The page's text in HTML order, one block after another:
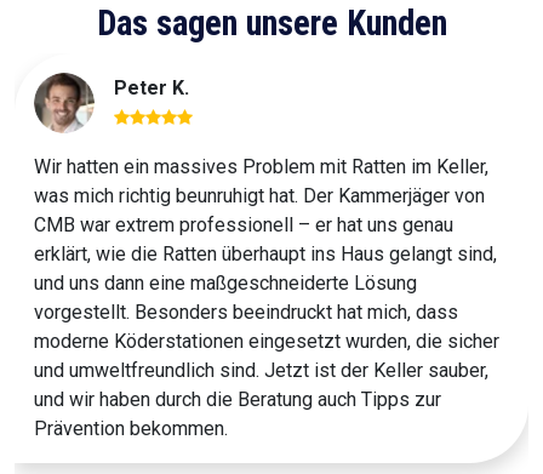
Das sagen unsere Kunden
Peter K.
Wir hatten ein massives Problem mit Ratten im Keller,
was mich richtig beunruhigt hat. Der Kammerjäger von
CMB war extrem professionell – er hat uns genau
erklärt, wie die Ratten überhaupt ins Haus gelangt sind,
und uns dann eine maßgeschneiderte Lösung
vorgestellt. Besonders beeindruckt hat mich, dass
moderne Köderstationen eingesetzt wurden, die sicher
und umweltfreundlich sind. Jetzt ist der Keller sauber,
und wir haben durch die Beratung auch Tipps zur
Prävention bekommen.